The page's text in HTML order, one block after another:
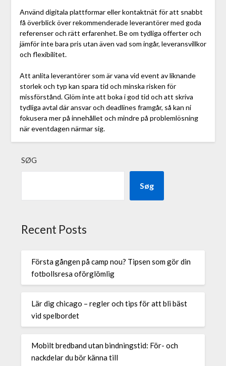
Använd digitala plattformar eller kontaktnät för att snabbt
få överblick över rekommenderade leverantörer med goda
referenser och rätt erfarenhet. Be om tydliga offerter och
jämför inte bara pris utan även vad som ingår, leveransvillkor
och flexibilitet.
Att anlita leverantörer som är vana vid event av liknande
storlek och typ kan spara tid och minska risken för
missförstånd. Glöm inte att boka i god tid och att skriva
tydliga avtal där ansvar och deadlines framgår, så kan ni
fokusera mer på innehållet och mindre på problemlösning
när eventdagen närmar sig.
SØG
Søg
Recent Posts
Första gången på camp nou? Tipsen som gör din
fotbollsresa oförglömlig
Lär dig chicago – regler och tips för att bli bäst
vid spelbordet
Mobilt bredband utan bindningstid: För- och
nackdelar du bör känna till